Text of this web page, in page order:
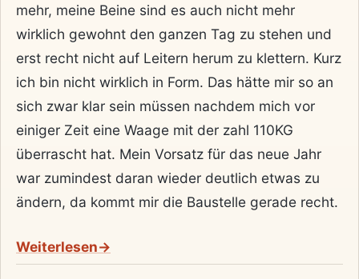
mehr, meine Beine sind es auch nicht mehr
wirklich gewohnt den ganzen Tag zu stehen und
erst recht nicht auf Leitern herum zu klettern. Kurz
ich bin nicht wirklich in Form. Das hätte mir so an
sich zwar klar sein müssen nachdem mich vor
einiger Zeit eine Waage mit der zahl 110KG
überrascht hat. Mein Vorsatz für das neue Jahr
war zumindest daran wieder deutlich etwas zu
ändern, da kommt mir die Baustelle gerade recht.
Weiterlesen